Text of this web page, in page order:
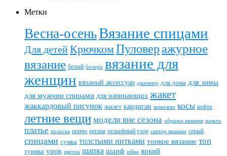
Метки
Весна-осеньВязание спицами
Для детейКрючкомПуловер ажурное
вязание белый болеро вязание для
женщин вязаный аксессуар джемпер для дома для зимы
для мужчин спицами для начинающих жакет
жаккардовый рисунок жилет кардиган комплект косы кофта
летние вещи модели вне сезона образец вязания пальто
платье полоска пончо реглан рельефный узор свитер вязание серый
спицами сумка толстыми нитками тонкое вязание топ
туника урок цветок шапка шарф юбка яркий